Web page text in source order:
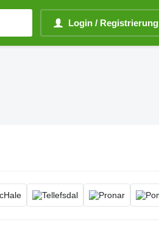
Login / Registrierung